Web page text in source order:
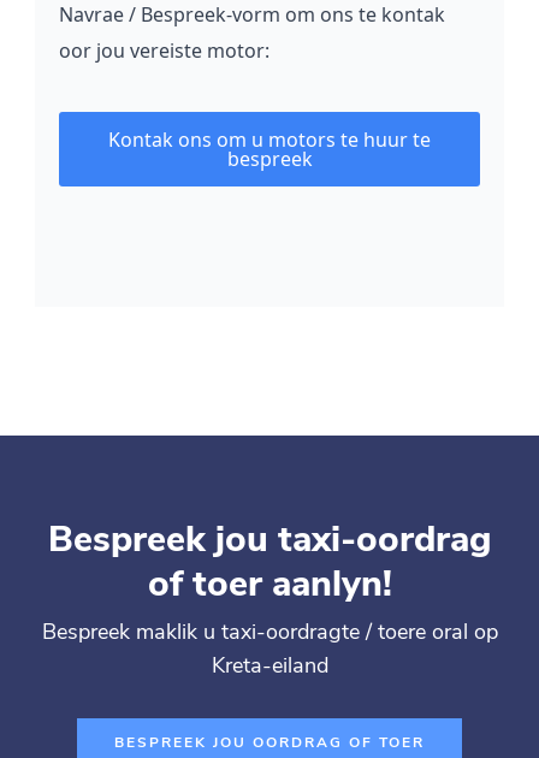
Navrae / Bespreek-vorm om ons te kontak
oor jou vereiste motor:
Kontak ons om u motors te huur te
bespreek
Bespreek jou taxi-oordrag
of toer aanlyn!
Bespreek maklik u taxi-oordragte / toere oral op
Kreta-eiland
BESPREEK JOU OORDRAG OF TOER